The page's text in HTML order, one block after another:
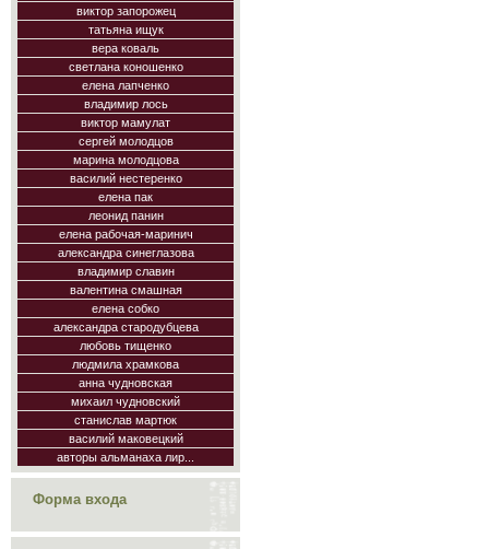
виктор запорожец
татьяна ищук
вера коваль
светлана коношенко
елена лапченко
владимир лось
виктор мамулат
сергей молодцов
марина молодцова
василий нестеренко
елена пак
леонид панин
елена рабочая-маринич
александра синеглазова
владимир славин
валентина смашная
елена собко
александра стародубцева
любовь тищенко
людмила храмкова
анна чудновская
михаил чудновский
станислав мартюк
василий маковецкий
авторы альманаха лир...
Форма входа